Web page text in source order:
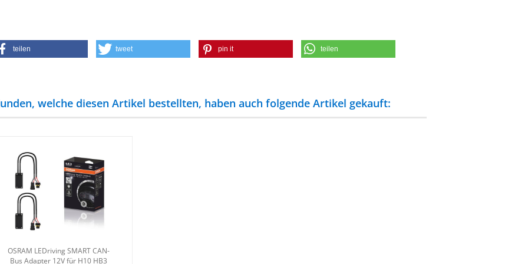
teilen tweet pin it teilen
welche diesen Artikel bestellten, haben auch folgende Artikel gekauft:
OSRAM LED­ri­ving SMART CAN-​
Bus Ad­ap­ter 12V für H10 HB3